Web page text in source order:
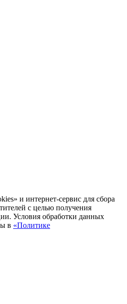
и интернет-сервис для сбора
с целью получения
Условия обработки данных
в «Политике